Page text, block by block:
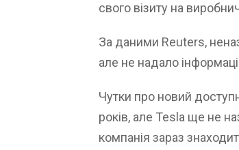
свого візиту на
За даними Reuters,
але не надало
Чутки про новий
років, але Tesla ще не
компанія зараз